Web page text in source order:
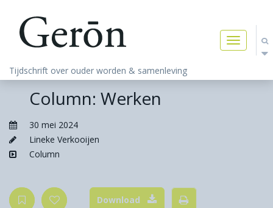
Toggle
navigation
Tijdschrift over ouder worden & samenleving
Column: Werken
30 mei 2024
Lineke Verkooijen
Column
Download